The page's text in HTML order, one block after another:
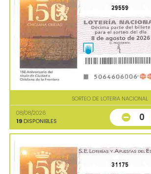
29559
SORTEO DE LOTERIA NACIONAL
08/08/2026
19 DISPONIBLES 0
31175